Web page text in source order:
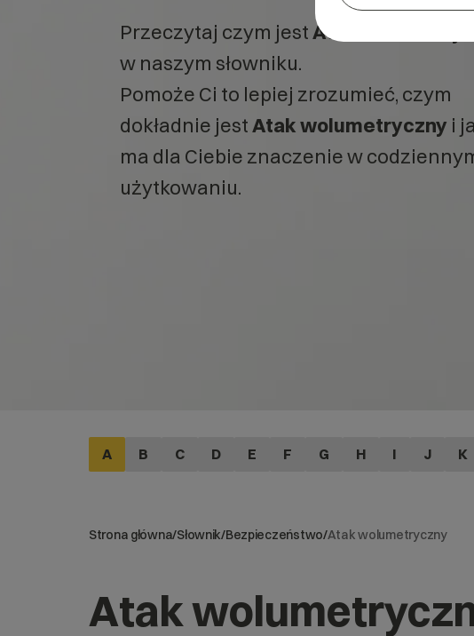
Przeczytaj czym jestAtak
w naszym słowniku.
Pomoże Ci to lepiej zrozumieć, czym
dokładnie jestAtak wolumetryczny i
ma dla Ciebie znaczenie w
użytkowaniu.
A B C D E F G H I J K
Strona główna/Słownik/Bezpieczeństwo/Atak wolumetryczny
Atak